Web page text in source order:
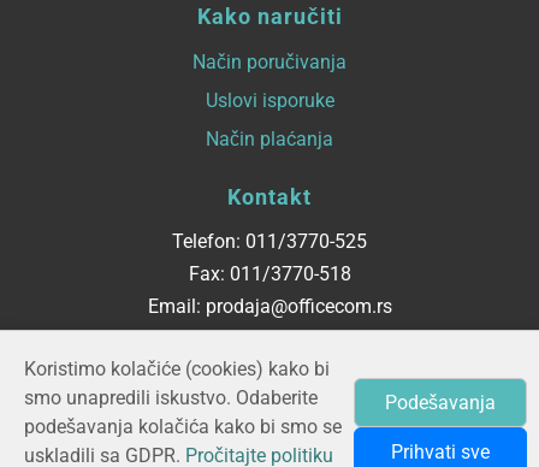
Kako naručiti
Način poručivanja
Uslovi isporuke
Način plaćanja
Kontakt
Telefon: 011/3770-525
Fax: 011/3770-518
Email: prodaja@officecom.rs
Radno vreme
ponedeljak - petak
08:00 do 16:00
Koristimo kolačiće (cookies) kako bi
smo unapredili iskustvo. Odaberite
podešavanja kolačića kako bi smo se
uskladili sa GDPR. Pročitajte politiku
Podešavanja
Prihvati sve